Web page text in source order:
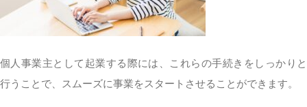
個人事業主として起業する際には、これらの手続きをしっかりと
行うことで、スムーズに事業をスタートさせることができます。